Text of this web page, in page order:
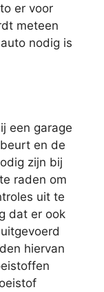
er voor
meteen
nodig is
een garage
en de
zijn bij
raden om
uit te
dat er ook
hiervan